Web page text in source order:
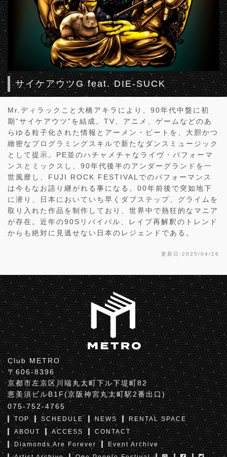
サイケアウツG feat. DIE-SUCK
Mr.ディラックこと大橋アキラにより、90年代中盤に初
期”サイケアウツ”を結成。TV、アニメ、ゲームなどのあ
らゆる粒子化された情報とアーメン・ビートを、大胆かつ
緻密なプログラミングスキルで新たなダンスミュージック
として提示。PE並のハチャメチャなライヴ・パフォーマ
ンスとミックスし、90年代後半のアンダーグランドを一
世風靡し、FUJI ROCK FESTIVALでのパフォーマンス
は今もなお語り継がれる事になる。00年前後で突如地下
に潜り、日本においていち早くダブステップ、グライムを
取り入れた作品を制作しており、世界中で熱狂的なマニア
が存在。近年の90Sリバイバル、レイブ再解釈のトレンド
からも絶対に見逃せない日本のレジェンドである。
更新日:2025/04/26
Club METRO
〒606-8396
京都市左京区川端丸太町下ル下堤町82
恵美須ビルB1F(京阪神宮丸太町駅2番出口)
075-752-4765
TOP SCHEDULE NEWS
RENTAL SPACE
ABOUT
ACCESS
CONTACT
Diamonds Are Forever
Event Archive